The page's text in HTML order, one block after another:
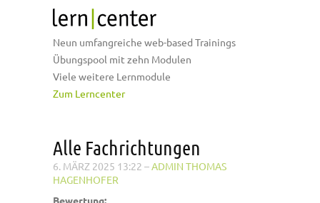
Neun umfangreiche web-based Trainings
Übungspool mit zehn Modulen
Viele weitere Lernmodule
Zum Lerncenter
Alle Fachrichtungen
6. MÄRZ 2025 13:22 –ADMIN THOMAS
HAGENHOFER
Bewertung: